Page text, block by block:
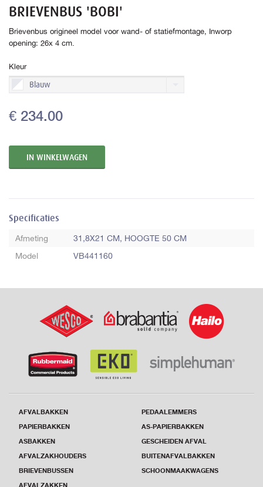
BRIEVENBUS 'BOBI'
Brievenbus origineel model voor wand- of statiefmontage, Inworp
opening: 26x 4 cm.
Kleur
Blauw
€ 234.00
Specificaties
Afmeting
31,8X21 CM, HOOGTE 50 CM
Model
VB441160
AFVALBAKKEN PEDAALEMMERS
PAPIERBAKKEN AS-PAPIERBAKKEN
ASBAKKEN GESCHEIDEN AFVAL
AFVALZAKHOUDERS BUITENAFVALBAKKEN
BRIEVENBUSSEN SCHOONMAAKWAGENS